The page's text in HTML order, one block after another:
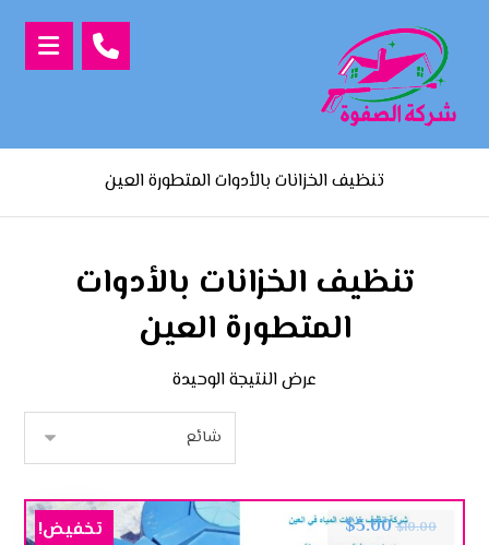
تنظيف الخزانات بالأدوات المتطورة العين
تنظيف الخزانات بالأدوات
المتطورة العين
عرض النتيجة الوحيدة
$10.00
$5.00 تخفيض!